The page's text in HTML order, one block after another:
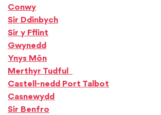
Conwy
Sir Ddinbych
Sir y Fflint
Gwynedd
Ynys Môn
Merthyr Tudful
Castell-nedd Port Talbot
Casnewydd
Sir Benfro